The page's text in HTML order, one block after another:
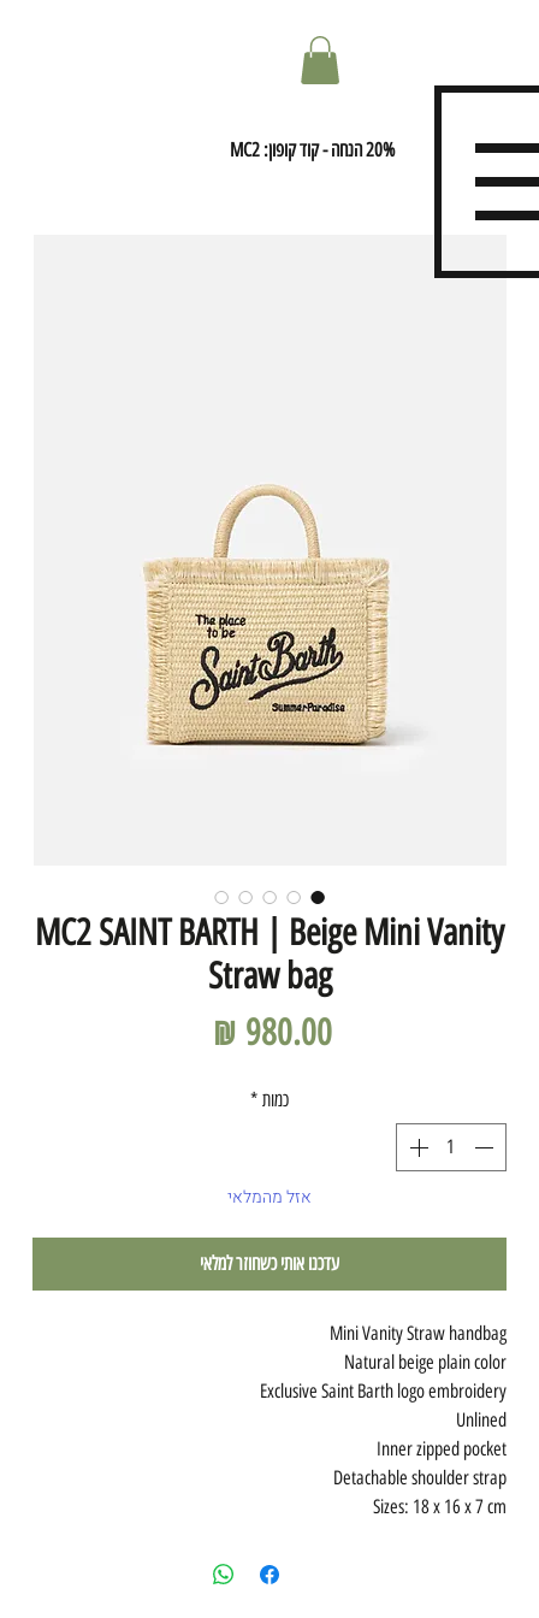
MC2 SAINT BARTH | Beige Mini Vanity
Straw bag
כמות *
אזל מהמלאי
עדכנו אותי כשחוזר למלאי
Mini Vanity Straw handbag
Natural beige plain color
Exclusive Saint Barth logo embroidery
Unlined
Inner zipped pocket
Detachable shoulder strap
Sizes: 18 x 16 x 7 cm
20% הנחה - קוד קופון: MC2